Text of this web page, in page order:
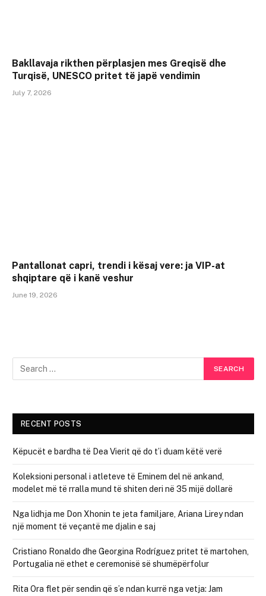
Bakllavaja rikthen përplasjen mes Greqisë dhe
Turqisë, UNESCO pritet të japë vendimin
July 7, 2026
Pantallonat capri, trendi i kësaj vere: ja VIP-at
shqiptare që i kanë veshur
June 19, 2026
RECENT POSTS
Këpucët e bardha të Dea Vierit që do t’i duam këtë verë
Koleksioni personal i atleteve të Eminem del në ankand,
modelet më të rralla mund të shiten deri në 35 mijë dollarë
Nga lidhja me Don Xhonin te jeta familjare, Ariana Lirey ndan
një moment të veçantë me djalin e saj
Cristiano Ronaldo dhe Georgina Rodríguez pritet të martohen,
Portugalia në ethet e ceremonisë së shumëpërfolur
Rita Ora flet për sendin që s’e ndan kurrë nga vetja: Jam